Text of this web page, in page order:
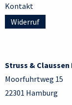
Kontakt
Widerruf
Struss &
Moorfuhrtweg 15
22301 Hamburg